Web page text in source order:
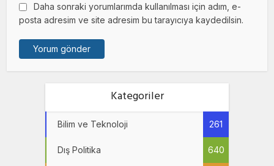
Daha sonraki yorumlarımda kullanılması için adım, e-
posta adresim ve site adresim bu tarayıcıya kaydedilsin.
Kategoriler
Bilim ve Teknoloji 261
Dış Politika 640